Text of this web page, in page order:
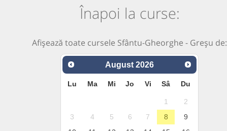
Înapoi la curse:
Afișează toate cursele Sfântu-Gheorghe - Greșu de:
August 2026
Lu Ma Mi Jo Vi Sâ Du
1
2
3
4 5 6 7 8
9